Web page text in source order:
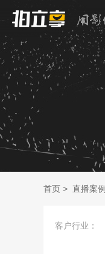
首页 > 直播案例
客户行业：